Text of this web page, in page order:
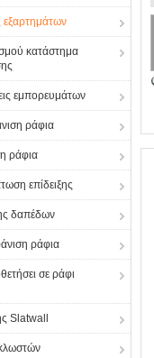
εξαρτημάτων
κατάστημα
εμπορευμάτων
ράφια
ράφια
επίδειξης
δαπέδων
ράφια
σε ράφι
Slatwall